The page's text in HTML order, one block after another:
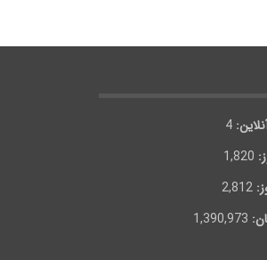
4
1,820
2,812
1,390,973